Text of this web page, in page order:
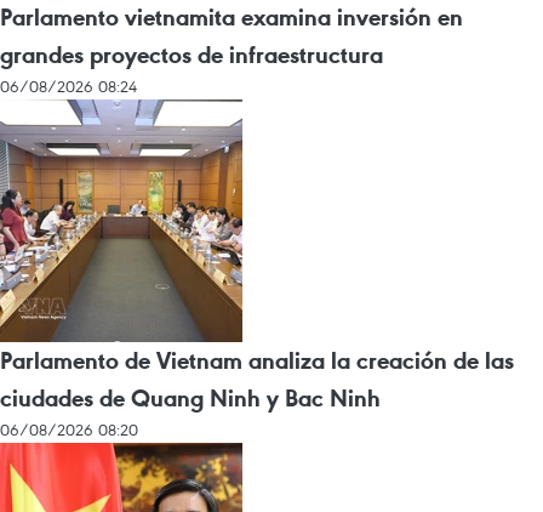
Parlamento vietnamita examina inversión en
grandes proyectos de infraestructura
06/08/2026 08:24
Parlamento de Vietnam analiza la creación de las
ciudades de Quang Ninh y Bac Ninh
06/08/2026 08:20